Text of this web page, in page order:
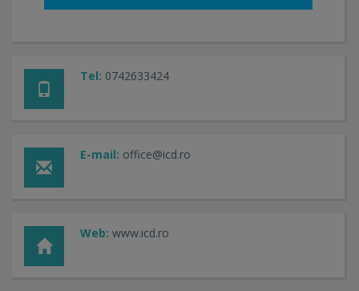
Tel: 0742633424
E-mail: office@icd.ro
Web: www.icd.ro